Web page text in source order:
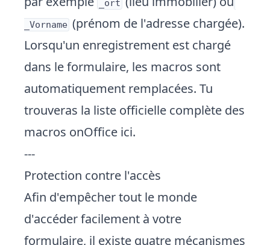
_ort
_Vorname (prénom de l'adresse chargée).
Lorsqu'un enregistrement est chargé
dans le formulaire, les macros sont
automatiquement remplacées. Tu
trouveras la liste officielle complète des
macros onOffice ici.
---
Protection contre l'accès
Afin d'empêcher tout le monde
d'accéder facilement à votre
formulaire, il existe quatre mécanismes